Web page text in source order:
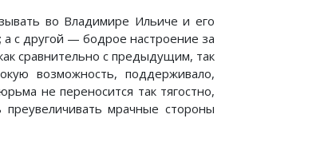
во Владимире Ильиче и его
с другой — бодрое настроение за
сравнительно с предыдущим, так
возможность, поддерживало,
не переносится так тягостно,
мрачные стороны